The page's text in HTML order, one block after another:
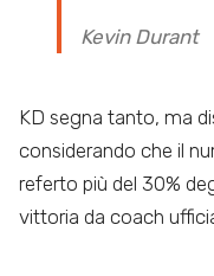
Kevin Durant
KD segna tanto, ma
considerando che il
referto più del 30%
vittoria da coach